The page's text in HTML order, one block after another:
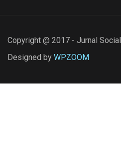
Copyright @ 2017 - Jurnal Social
Designed by WPZOOM